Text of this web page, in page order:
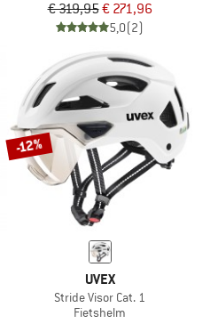
€ 319,95€ 271,96
5,0(2)
-12%
UVEX
Stride Visor Cat. 1
Fietshelm